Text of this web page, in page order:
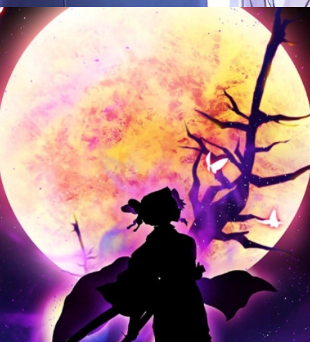
Đang mở https://issiloo.edu.vn/shinobu-cute